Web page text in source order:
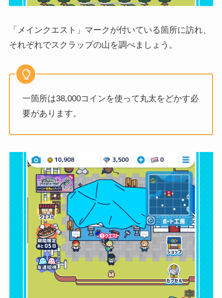
「メインクエスト」マークが付いている箇所に訪れ、
それぞれでスクラップの山を調べましょう。
一箇所は38,000コインを使って丸太をどかす必
要があります。